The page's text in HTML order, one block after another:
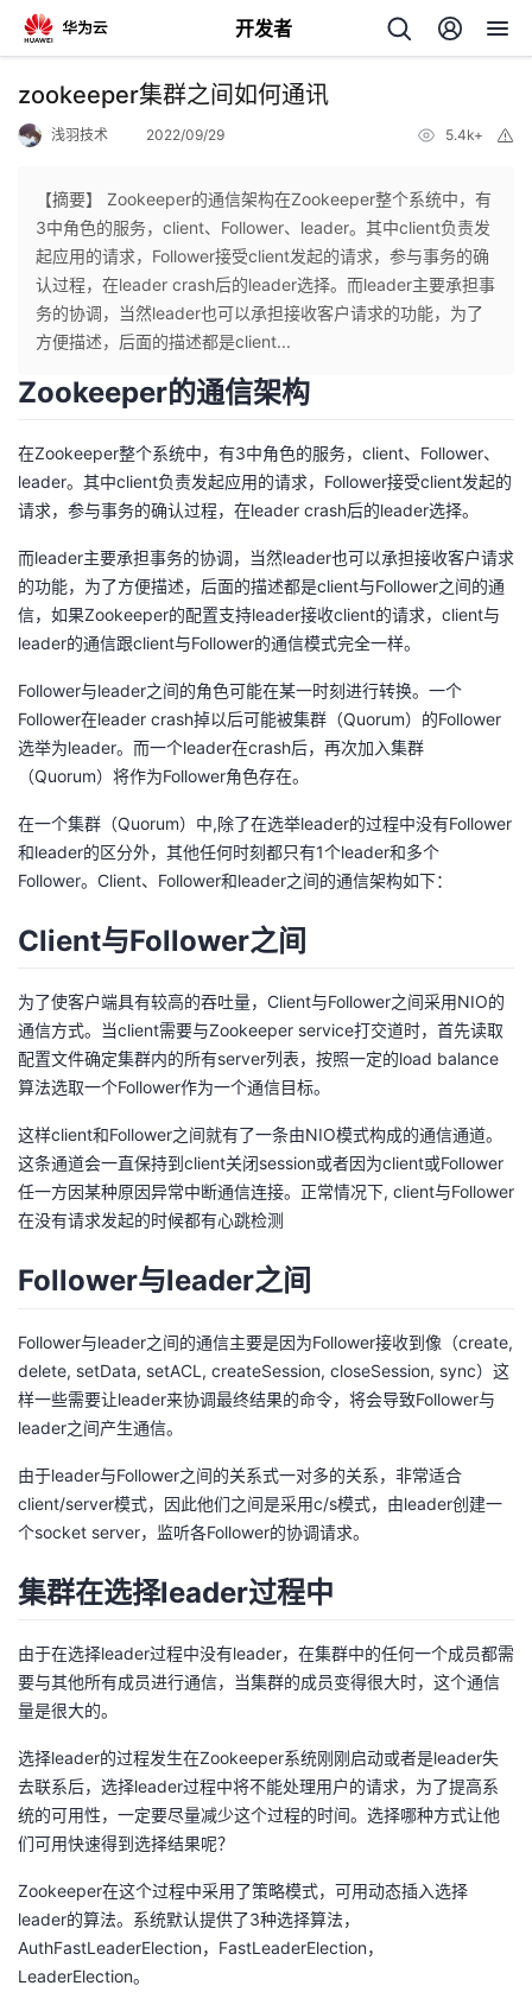
开发者
返
个
人
主
页
我
的
开
发
者
的
博
我
的
坛
我
圈
的
我
动
关
注
我
的
开
发
者
学
堂
的
我
证
实
验
的
收
藏
我
的
Programs
我
的
支
持
我
技
持
的
建
议
zookeeper集群之间如何通讯
浅羽技术 2022/09/29 5.4k+
【摘要】 Zookeeper的通信架构在Zookeeper整个系统中，有
3中角色的服务，client、Follower、leader。其中client负责发
起应用的请求，Follower接受client发起的请求，参与事务的确
认过程，在leader crash后的leader选择。而leader主要承担事
务的协调，当然leader也可以承担接收客户请求的功能，为了
方便描述，后面的描述都是client...
Zookeeper的通信架构
在Zookeeper整个系统中，有3中角色的服务，client、Follower、
leader。其中client负责发起应用的请求，Follower接受client发起的
请求，参与事务的确认过程，在leader crash后的leader选择。
而leader主要承担事务的协调，当然leader也可以承担接收客户请求
的功能，为了方便描述，后面的描述都是client与Follower之间的通
信，如果Zookeeper的配置支持leader接收client的请求，client与
leader的通信跟client与Follower的通信模式完全一样。
Follower与leader之间的角色可能在某一时刻进行转换。一个
Follower在leader crash掉以后可能被集群（Quorum）的Follower
选举为leader。而一个leader在crash后，再次加入集群
（Quorum）将作为Follower角色存在。
在一个集群（Quorum）中,除了在选举leader的过程中没有Follower
和leader的区分外，其他任何时刻都只有1个leader和多个
Follower。Client、Follower和leader之间的通信架构如下：
Client与Follower之间
为了使客户端具有较高的吞吐量，Client与Follower之间采用NIO的
通信方式。当client需要与Zookeeper service打交道时，首先读取
配置文件确定集群内的所有server列表，按照一定的load balance
算法选取一个Follower作为一个通信目标。
这样client和Follower之间就有了一条由NIO模式构成的通信通道。
这条通道会一直保持到client关闭session或者因为client或Follower
任一方因某种原因异常中断通信连接。正常情况下, client与Follower
在没有请求发起的时候都有心跳检测
Follower与leader之间
Follower与leader之间的通信主要是因为Follower接收到像（create,
delete, setData, setACL, createSession, closeSession, sync）这
样一些需要让leader来协调最终结果的命令，将会导致Follower与
leader之间产生通信。
由于leader与Follower之间的关系式一对多的关系，非常适合
client/server模式，因此他们之间是采用c/s模式，由leader创建一
个socket server，监听各Follower的协调请求。
集群在选择leader过程中
由于在选择leader过程中没有leader，在集群中的任何一个成员都需
要与其他所有成员进行通信，当集群的成员变得很大时，这个通信
量是很大的。
选择leader的过程发生在Zookeeper系统刚刚启动或者是leader失
去联系后，选择leader过程中将不能处理用户的请求，为了提高系
统的可用性，一定要尽量减少这个过程的时间。选择哪种方式让他
们可用快速得到选择结果呢？
Zookeeper在这个过程中采用了策略模式，可用动态插入选择
leader的算法。系统默认提供了3种选择算法，
AuthFastLeaderElection，FastLeaderElection，
LeaderElection。